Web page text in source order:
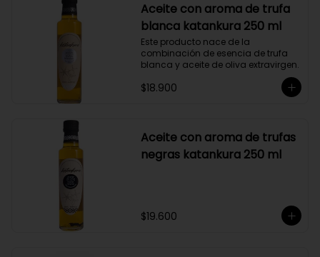
Aceite con aroma de trufa
blanca katankura 250 ml
Este producto nace de la
combinación de esencia de trufa
blanca y aceite de oliva extravirgen.
$18.900
Aceite con aroma de trufas
negras katankura 250 ml
$19.600